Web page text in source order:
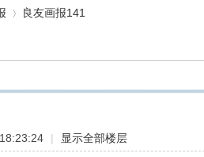
良友画报141
| 显示全部楼层